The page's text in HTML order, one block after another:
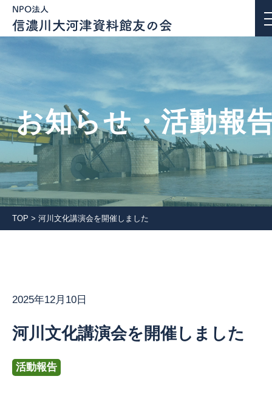
お知らせ・活動報告
私たちについて
活動紹介
団体会員一覧
入会案内
お問い合わせ
お知らせ・活動報
TOP > 河川文化講演会を開催しました
2025年12月10日
河川文化講演会を開催しました
活動報告